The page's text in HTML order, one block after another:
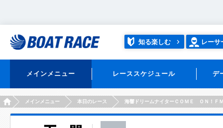
知る楽しむ レーサ
メインメニュー レーススケジュール デ
HOMEメインメニュー 本日のレース 海響ドリームナイターＣＯＭＥ ＯＮ！Ｆ